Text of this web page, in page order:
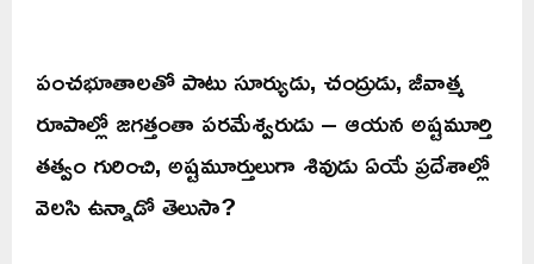
పంచభూతాలతో పాటు సూర్యుడు, చంద్రుడు, జీవాత్మ
రూపాల్లో జగత్తంతా పరమేశ్వరుడు – ఆయన అష్టమూర్తి
తత్వం గురించి, అష్టమూర్తులుగా శివుడు ఏయే ప్రదేశాల్లో
వెలసి ఉన్నాడో తెలుసా?